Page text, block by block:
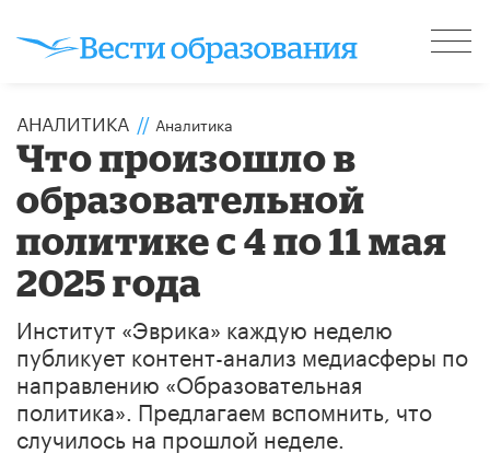
АНАЛИТИКА // Аналитика
Что произошло в
образовательной
политике с 4 по 11 мая
2025 года
Институт «Эврика» каждую неделю
публикует контент-анализ медиасферы по
направлению «Образовательная
политика». Предлагаем вспомнить, что
случилось на прошлой неделе.